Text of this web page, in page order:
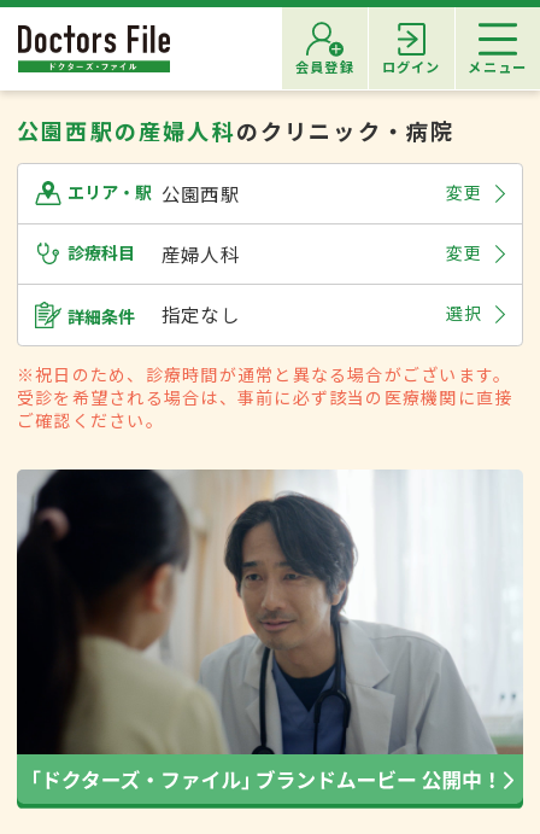
会員登録 ログイン メニュー
公園西駅の産婦人科のクリニック・病院
エリア・駅 公園西駅 変更
診療科目 産婦人科 変更
詳細条件 指定なし 選択
※祝日のため、診療時間が通常と異なる場合がございます。
受診を希望される場合は、事前に必ず該当の医療機関に直接
ご確認ください。